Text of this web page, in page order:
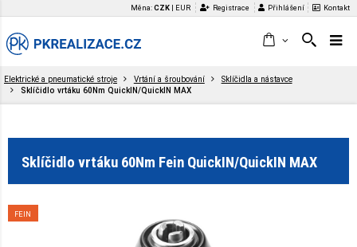
Měna:CZK EUR Registrace Přihlášení Kontakt
Elektrické a pneumatické stroje Vrtání a šroubování
Sklíčidla a nástavce
Sklíčidlo vrtáku 60Nm QuickIN/QuickIN MAX
Sklíčidlo vrtáku 60Nm Fein QuickIN/QuickIN MAX
FEIN